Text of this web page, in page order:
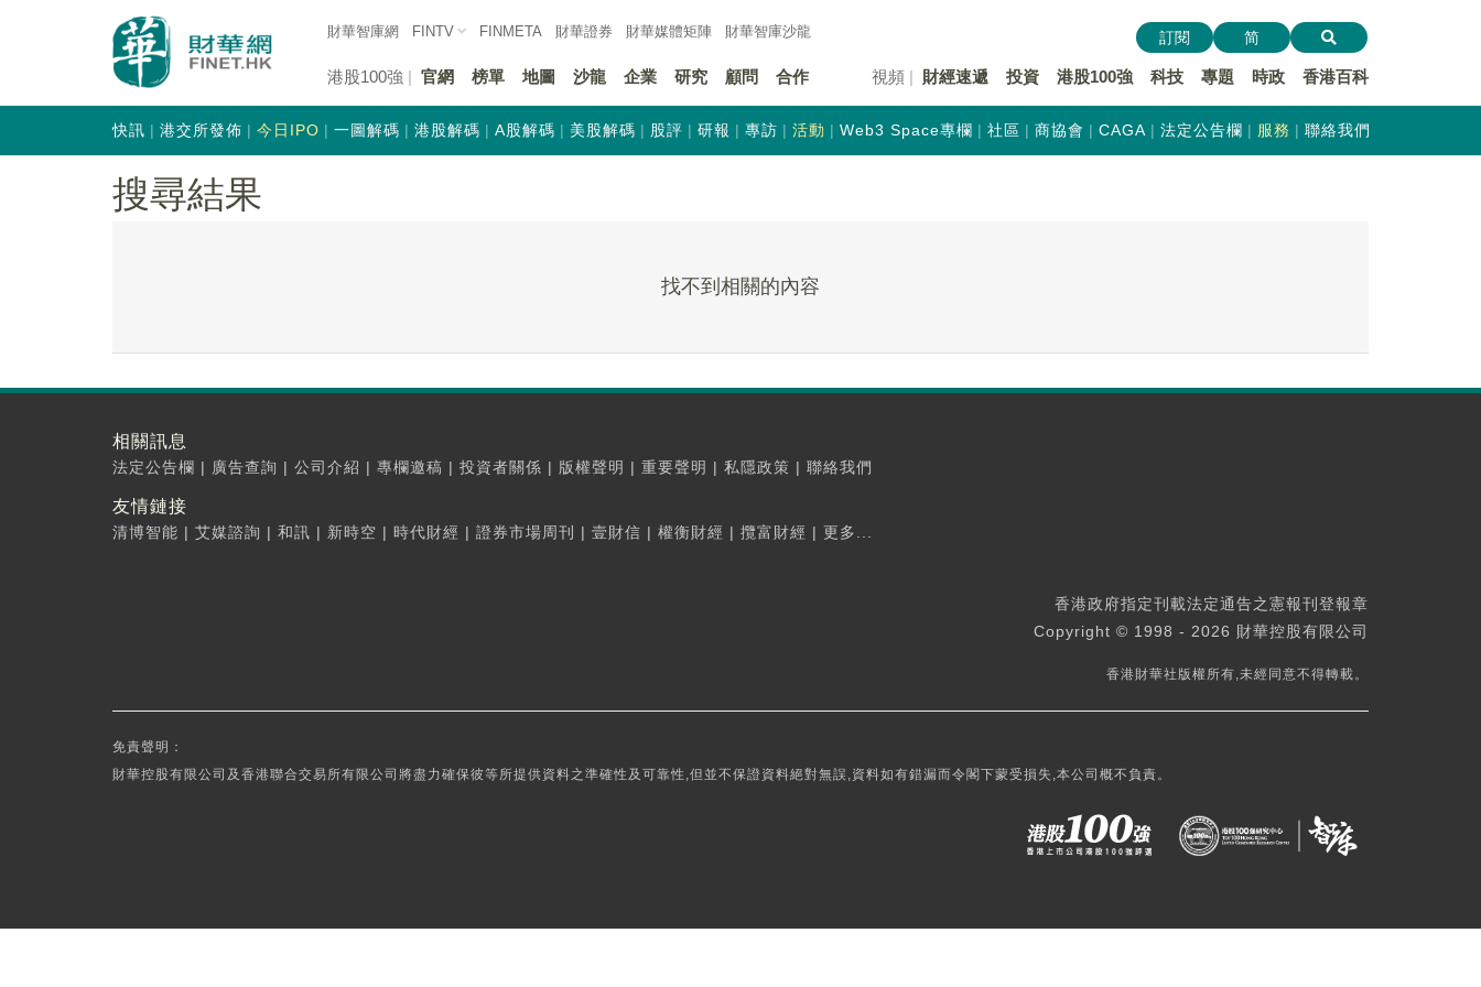
財華智庫網 FINTV FINMETA 財華證券 財華媒體矩陣 財華智庫沙龍
港股100強 官網 榜單 地圖 沙龍 企業 研究 顧問 合作 視頻 財經速遞 投資 港股100強 科技 專題 時政 香港百科
訂閱 简
快訊 港交所發佈 今日IPO 一圖解碼 港股解碼 A股解碼 美股解碼 股評 研報 專訪 活動 Web3 Space專欄 社區 商協會 CAGA 法定公告欄 服務 聯絡我們
搜尋結果
找不到相關的內容
相關訊息
法定公告欄 | 廣告查詢 | 公司介紹 | 專欄邀稿 | 投資者關係 | 版權聲明 | 重要聲明 | 私隱政策 | 聯絡我們
友情鏈接
清博智能 | 艾媒諮詢 | 和訊 | 新時空 | 時代財經 | 證券市場周刊 | 壹財信 | 權衡財經 | 攬富財經 | 更多...
香港政府指定刊載法定通告之憲報刊登報章
Copyright © 1998 - 2026 財華控股有限公司
香港財華社版權所有,未經同意不得轉載。
免責聲明：
財華控股有限公司及香港聯合交易所有限公司將盡力確保彼等所提供資料之準確性及可靠性,但並不保證資料絕對無誤,資料如有錯漏而令閣下蒙受損失,本公司概不負責。